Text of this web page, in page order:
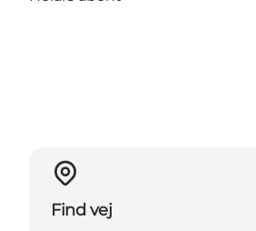
Find vej